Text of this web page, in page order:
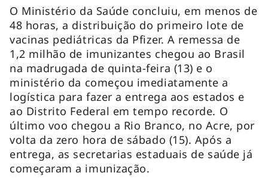
O Ministério da Saúde concluiu, em menos de
48 horas, a distribuição do primeiro lote de
vacinas pediátricas da Pfizer. A remessa de
1,2 milhão de imunizantes chegou ao Brasil
na madrugada de quinta-feira (13) e o
ministério da começou imediatamente a
logística para fazer a entrega aos estados e
ao Distrito Federal em tempo recorde. O
último voo chegou a Rio Branco, no Acre, por
volta da zero hora de sábado (15). Após a
entrega, as secretarias estaduais de saúde já
começaram a imunização.